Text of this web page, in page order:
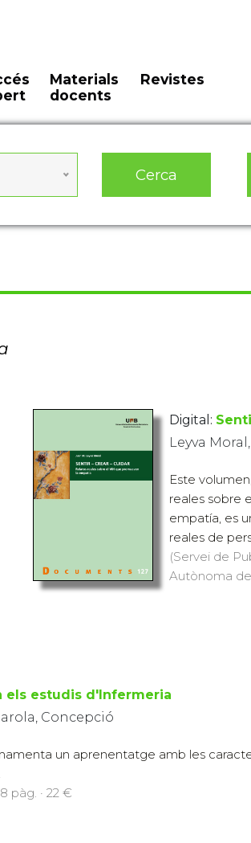
Materials
docents
Revistes
Cerca
Digital:
Leyva
Este
reales sobre
empatía, es
reales de
(Servei de
Autònoma de
els estudis d'Infermeria
Concepció
un aprenentatge amb les
pàg. · 22 €